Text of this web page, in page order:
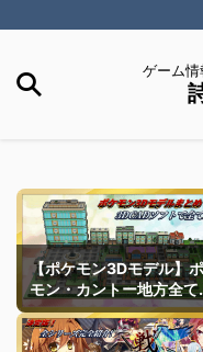
ゲーム情
【ポケモン3Dモデル】
モン・カントー地方全て
町モデルなどを紹介